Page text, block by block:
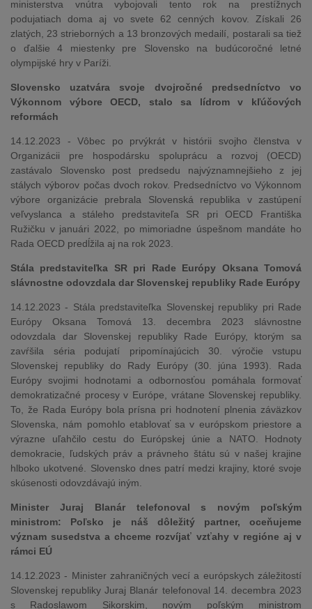
ministerstva vnútra vybojovali tento rok na prestížnych
podujatiach doma aj vo svete 62 cenných kovov. Získali 26
zlatých, 23 strieborných a 13 bronzových medailí, postarali sa tiež
o ďalšie 4 miestenky pre Slovensko na budúcoročné letné
olympijské hry v Paríži.
Slovensko uzatvára svoje dvojročné predsedníctvo vo
Výkonnom výbore OECD, stalo sa lídrom v kľúčových
reformách
14.12.2023 - Vôbec po prvýkrát v histórii svojho členstva v
Organizácii pre hospodársku spoluprácu a rozvoj (OECD)
zastávalo Slovensko post predsedu najvýznamnejšieho z jej
stálych výborov počas dvoch rokov. Predsedníctvo vo Výkonnom
výbore organizácie prebrala Slovenská republika v zastúpení
veľvyslanca a stáleho predstaviteľa SR pri OECD Františka
Ružičku v januári 2022, po mimoriadne úspešnom mandáte ho
Rada OECD predĺžila aj na rok 2023.
Stála predstaviteľka SR pri Rade Európy Oksana Tomová
slávnostne odovzdala dar Slovenskej republiky Rade Európy
14.12.2023 - Stála predstaviteľka Slovenskej republiky pri Rade
Európy Oksana Tomová 13. decembra 2023 slávnostne
odovzdala dar Slovenskej republiky Rade Európy, ktorým sa
zavŕšila séria podujatí pripomínajúcich 30. výročie vstupu
Slovenskej republiky do Rady Európy (30. júna 1993). Rada
Európy svojimi hodnotami a odbornosťou pomáhala formovať
demokratizačné procesy v Európe, vrátane Slovenskej republiky.
To, že Rada Európy bola prísna pri hodnotení plnenia záväzkov
Slovenska, nám pomohlo etablovať sa v európskom priestore a
výrazne uľahčilo cestu do Európskej únie a NATO. Hodnoty
demokracie, ľudských práv a právneho štátu sú v našej krajine
hlboko ukotvené. Slovensko dnes patrí medzi krajiny, ktoré svoje
skúsenosti odovzdávajú iným.
Minister Juraj Blanár telefonoval s novým poľským
ministrom: Poľsko je náš dôležitý partner, oceňujeme
význam susedstva a chceme rozvíjať vzťahy v regióne aj v
rámci EÚ
14.12.2023 - Minister zahraničných vecí a európskych záležitostí
Slovenskej republiky Juraj Blanár telefonoval 14. decembra 2023
s Radoslawom Sikorskim, novým poľským ministrom